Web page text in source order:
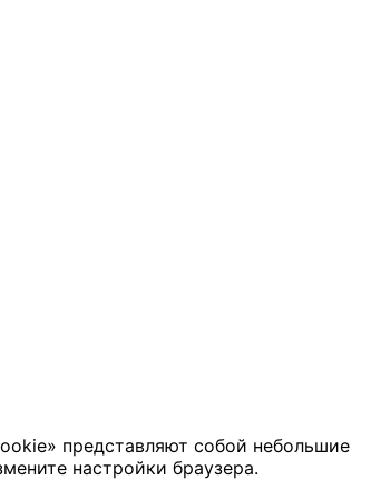
представляют собой небольшие
настройки браузера.